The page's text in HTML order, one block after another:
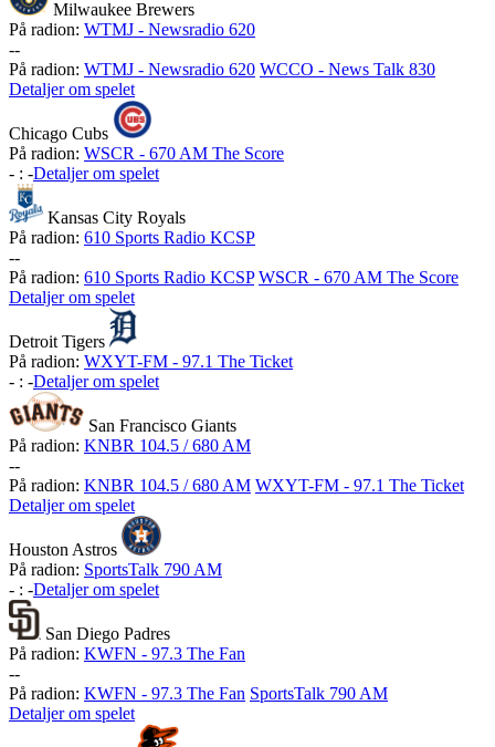
Milwaukee Brewers
På radion: WTMJ - Newsradio 620
--
På radion: WTMJ - Newsradio 620 WCCO - News Talk 830
Detaljer om spelet
Chicago Cubs
På radion: WSCR - 670 AM The Score
- : -Detaljer om spelet
Kansas City Royals
På radion: 610 Sports Radio KCSP
--
På radion: 610 Sports Radio KCSP WSCR - 670 AM The Score
Detaljer om spelet
Detroit Tigers
På radion: WXYT-FM - 97.1 The Ticket
- : -Detaljer om spelet
San Francisco Giants
På radion: KNBR 104.5 / 680 AM
--
På radion: KNBR 104.5 / 680 AM WXYT-FM - 97.1 The Ticket
Detaljer om spelet
Houston Astros
På radion: SportsTalk 790 AM
- : -Detaljer om spelet
San Diego Padres
På radion: KWFN - 97.3 The Fan
--
På radion: KWFN - 97.3 The Fan SportsTalk 790 AM
Detaljer om spelet